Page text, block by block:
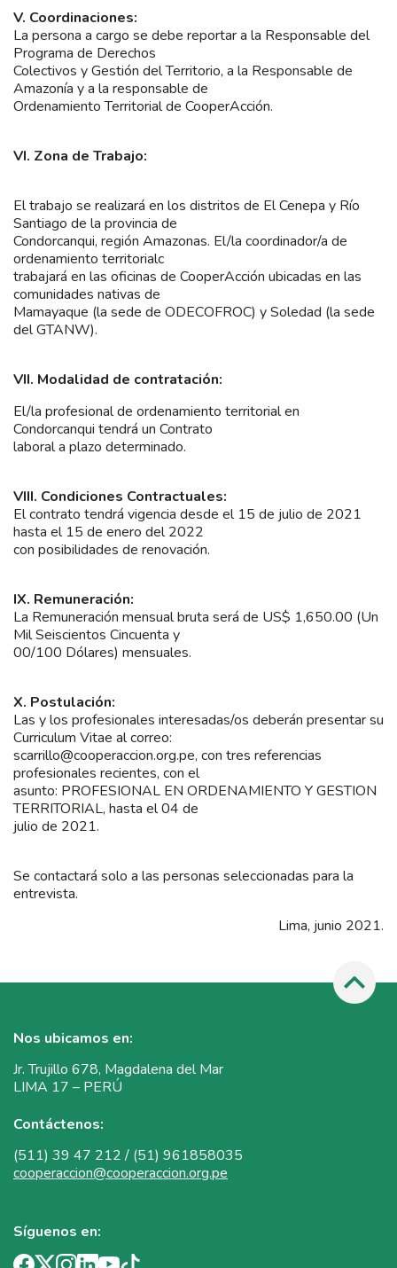
V. Coordinaciones:
La persona a cargo se debe reportar a la Responsable del
Programa de Derechos
Colectivos y Gestión del Territorio, a la Responsable de
Amazonía y a la responsable de
Ordenamiento Territorial de CooperAcción.
VI. Zona de Trabajo:
El trabajo se realizará en los distritos de El Cenepa y Río
Santiago de la provincia de
Condorcanqui, región Amazonas. El/la coordinador/a de
ordenamiento territorialc
trabajará en las oficinas de CooperAcción ubicadas en las
comunidades nativas de
Mamayaque (la sede de ODECOFROC) y Soledad (la sede
del GTANW).
VII. Modalidad de contratación:
El/la profesional de ordenamiento territorial en
Condorcanqui tendrá un Contrato
laboral a plazo determinado.
VIII. Condiciones Contractuales:
El contrato tendrá vigencia desde el 15 de julio de 2021
hasta el 15 de enero del 2022
con posibilidades de renovación.
IX. Remuneración:
La Remuneración mensual bruta será de US$ 1,650.00 (Un
Mil Seiscientos Cincuenta y
00/100 Dólares) mensuales.
X. Postulación:
Las y los profesionales interesadas/os deberán presentar su
Curriculum Vitae al correo:
scarrillo@cooperaccion.org.pe, con tres referencias
profesionales recientes, con el
asunto: PROFESIONAL EN ORDENAMIENTO Y GESTION
TERRITORIAL, hasta el 04 de
julio de 2021.
Se contactará solo a las personas seleccionadas para la
entrevista.
Lima, junio 2021.
Nos ubicamos en:
Jr. Trujillo 678, Magdalena del Mar
LIMA 17 – PERÚ
Contáctenos:
(511) 39 47 212 / (51) 961858035
cooperaccion@cooperaccion.org.pe
Síguenos en: